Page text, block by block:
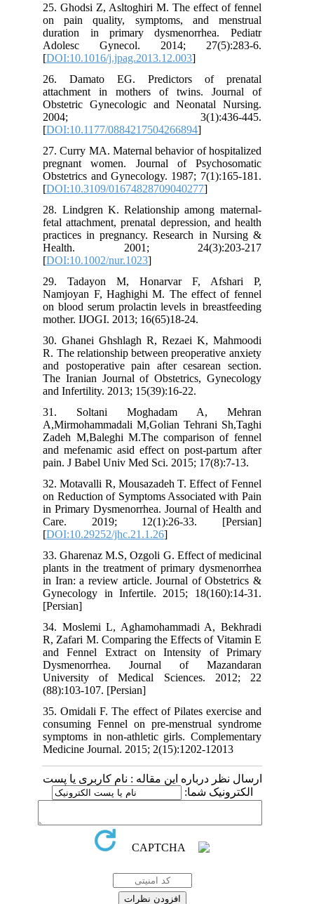
25. Ghodsi Z, Asltoghiri M. The effect of fennel
on pain quality, symptoms, and menstrual
duration in primary dysmenorrhea. Pediatr
Adolesc Gynecol. 2014; 27(5):283-6.
[DOI:10.1016/j.jpag.2013.12.003
26. Damato EG. Predictors of prenatal
attachment in mothers of twins. Journal of
Obstetric Gynecologic and Neonatal Nursing.
2004; 3(1):436-445.
[DOI:10.1177/0884217504266894
27. Curry MA. Maternal behavior of hospitalized
pregnant women. Journal of Psychosomatic
Obstetrics and Gynecology. 1987; 7(1):165-181.
[DOI:10.3109/01674828709040277
28. Lindgren K. Relationship among maternal-
fetal attachment, prenatal depression, and health
practices in pregnancy. Research in Nursing &
Health. 2001; 24(3):203-217
[DOI:10.1002/nur.1023
29. Tadayon M, Honarvar F, Afshari P,
Namjoyan F, Haghighi M. The effect of fennel
on blood serum prolactin levels in breastfeeding
mother. IJOGI. 2013; 16(65)18-24.
30. Ghanei Ghshlagh R, Rezaei K, Mahmoodi
R. The relationship between preoperative anxiety
and postoperative pain after cesarean section.
The Iranian Journal of Obstetrics, Gynecology
and Infertility. 2013; 15(39):16-22.
31. Soltani Moghadam A, Mehran
A,Mirmohammadali M,Golian Tehrani Sh,Taghi
Zadeh M,Baleghi M.The comparison of fennel
and mefenamic asid effect on post-partum after
pain. J Babel Univ Med Sci. 2015; 17(8):7-13.
32. Motavalli R, Mousazadeh T. Effect of Fennel
on Reduction of Symptoms Associated with Pain
in Primary Dysmenorrhea. Journal of Health and
Care. 2019; 12(1):26-33. [Persian]
[DOI:10.29252/jhc.21.1.26
33. Gharenaz M.S, Ozgoli G. Effect of medicinal
plants in the treatment of primary dysmenorrhea
in Iran: a review article. Journal of Obstetrics &
Gynecology in Infertile. 2015; 18(160):14-31.
[Persian]
34. Moslemi L, Aghamohammadi A, Bekhradi
R, Zafari M. Comparing the Effects of Vitamin E
and Fennel Extract on Intensity of Primary
Dysmenorrhea. Journal of Mazandaran
University of Medical Sciences. 2012; 22
(88):103-107. [Persian]
35. Omidali F. The effect of Pilates exercise and
consuming Fennel on pre-menstrual syndrome
symptoms in non-athletic girls. Complementary
Medicine Journal. 2015; 2(15):1202-12013
ارسال نظر درباره این مقاله : نام کاربری یا پست
الکترونیک شما: